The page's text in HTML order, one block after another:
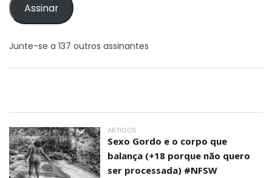
Assinar
Junte-se a 137 outros assinantes
ARTIGOS
Sexo Gordo e o corpo que
balança (+18 porque não quero
ser processada) #NFSW